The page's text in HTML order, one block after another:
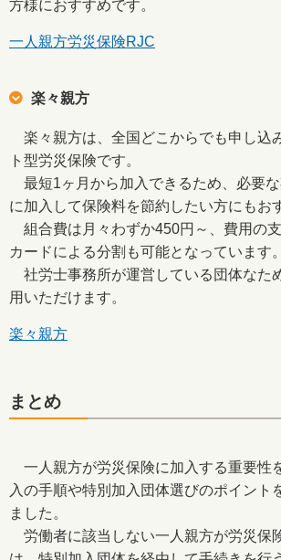
方様におすすめです。
一人親方労災保険RJC
楽々親方
楽々親方は、全国どこからでも申し込
ト型労災保険です。
最短1ヶ月から加入できるため、必要
に加入して保険料を節約したい方にもお
組合費は月々わずか450円～、費用の
カードによる分割も可能となっています。
社労士事務所が運営している団体なた
用いただけます。
楽々親方
まとめ
一人親方が労災保険に加入する重要性
入の手順や特別加入団体選びのポイント
ました。
労働者に該当しない一人親方が労災保